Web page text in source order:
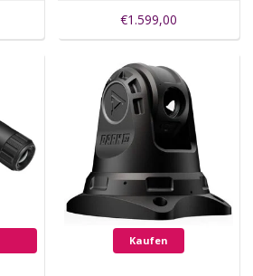
€1.599,00
Kaufen